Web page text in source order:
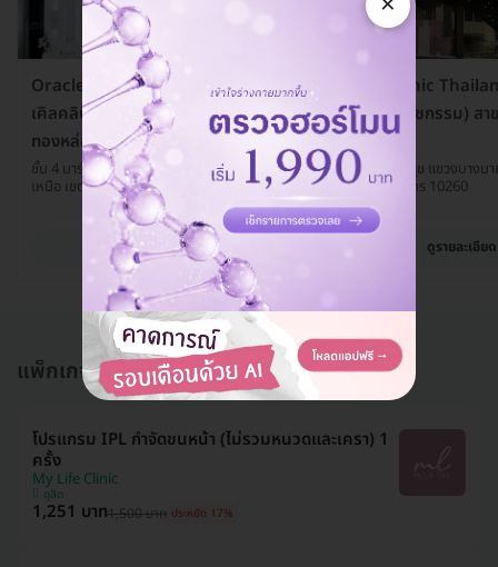
Oracle Clinic Thailand (โอรา
เคิลคลินิกเวชกรรม) สาขา
ทองหล่อ
ชั้น 4 มาร์เช่ 150 ถ. ทองหล่อ แขวงคลองตัน
เหนือ เขตวัฒนา กรุงเทพมหานคร 10110
ดูรายละเอียด
Oracle Clinic
เคิลคลินิกเวชกรรม) สา
อุดมสุข
152 ซ. 5 อุดมสุข แขวงบางน
กรุงเทพมหานคร 10260
ดูรายละเอียด
แพ็กเกจอื่นใน กำจัดขนหน้า
โปรแกรม IPL กำจัดขนหน้า (ไม่รวมหนวดและเครา) 1
ครั้ง
My Life Clinic
ดุสิต
1,251 บาท1,500 บาท ประหยัด 17%